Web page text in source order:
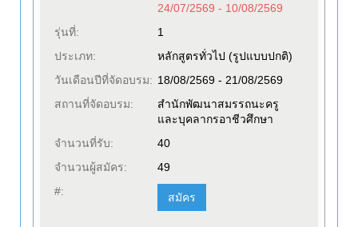
24/07/2569 - 10/08/2569
รุ่นที่:
1
ประเภท:
หลักสูตรทั่วไป (รูปแบบปกติ)
วันเดือนปีที่จัดอบรม: 18/08/2569 - 21/08/2569
สถานที่จัดอบรม:
สำนักพัฒนาสมรรถนะครู
และบุคลากรอาชีวศึกษา
จำนวนที่รับ:
40
จำนวนผู้สมัคร:
49
#:
สมัคร